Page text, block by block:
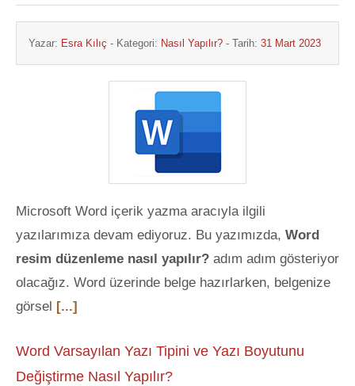
Yazar: Esra Kılıç - Kategori: Nasıl Yapılır? - Tarih: 31 Mart 2023
Microsoft Word içerik yazma aracıyla ilgili
yazılarımıza devam ediyoruz. Bu yazımızda, Word
resim düzenleme nasıl yapılır? adım adım gösteriyor
olacağız. Word üzerinde belge hazırlarken, belgenize
görsel [...]
Word Varsayılan Yazı Tipini ve Yazı Boyutunu
Değiştirme Nasıl Yapılır?